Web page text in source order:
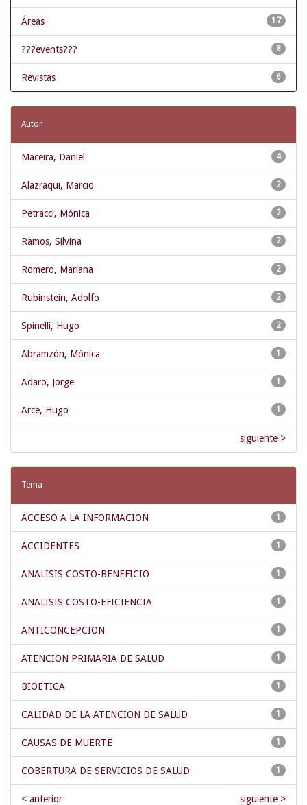
17
Áreas
8
???events???
6
Revistas
Autor
4
Maceira, Daniel
2
Alazraqui, Marcio
2
Petracci, Mónica
2
Ramos, Silvina
2
Romero, Mariana
2
Rubinstein, Adolfo
2
Spinelli, Hugo
1
Abramzón, Mónica
1
Adaro, Jorge
1
Arce, Hugo
siguiente >
Tema
1
ACCESO A LA INFORMACION
1
ACCIDENTES
1
ANALISIS COSTO-BENEFICIO
1
ANALISIS COSTO-EFICIENCIA
1
ANTICONCEPCION
1
ATENCION PRIMARIA DE SALUD
1
BIOETICA
1
CALIDAD DE LA ATENCION DE SALUD
1
CAUSAS DE MUERTE
1
COBERTURA DE SERVICIOS DE SALUD
< anterior siguiente >